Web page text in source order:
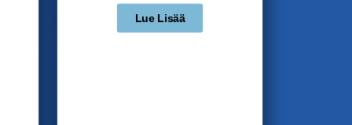
Lue Lisää